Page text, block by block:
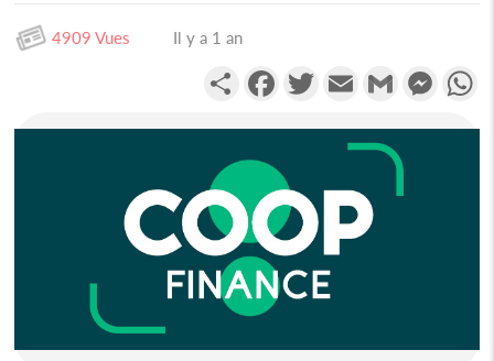
4909 Vues Il y a 1 an
PartagerFacebookTwitterEmail Gmail